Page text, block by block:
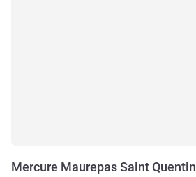
Mercure Maurepas Saint Quentin